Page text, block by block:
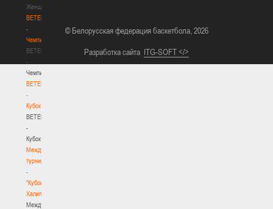
Женщины
BETERA
-
Чемпионат
BETERA
-
Чемпионат
BETERA
-
Кубок
BETERA
-
Кубок
Международный
турнир
-
"Кубок
Халипского"
Международный
© Белорусская федерация баскетбола, 2026
Разработка сайта ITG-SOFT </>